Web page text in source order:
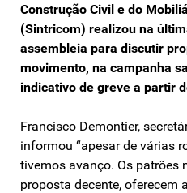
Construção Civil e do
(Sintricom) realizou na
assembleia para discutir
movimento, na campanha
indicativo de greve a partir
Francisco Demontier,
informou “apesar de várias
tivemos avanço. Os patrões
proposta decente, oferecem